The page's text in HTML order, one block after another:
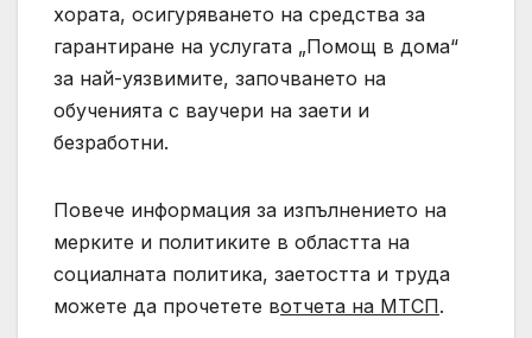
хората, осигуряването на средства за
гарантиране на услугата „Помощ в дома“
за най-уязвимите, започването на
обученията с ваучери на заети и
безработни.
Повече информация за изпълнението на
мерките и политиките в областта на
социалната политика, заетостта и труда
можете да прочетете вотчета на МТСП.